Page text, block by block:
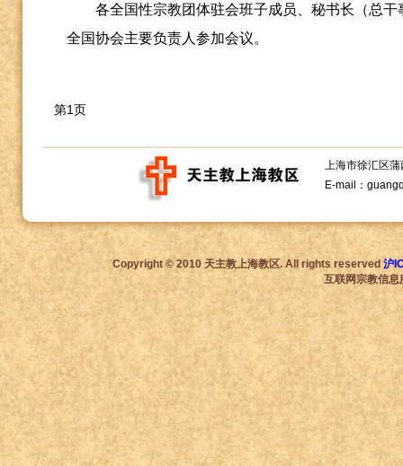
各全国性宗教团体驻会班子成员、秘书长（总
全国协会主要负责人参加会议。
第1页
上海市徐汇区
E-mail：
Copyright © 2010 天主教上海教区. All rights reserved 沪
互联网宗教信息服